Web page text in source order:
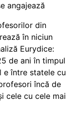
angajează
din
în niciun
Eurydice:
de ani în timpul
e între statele cu
încă de
cele cu cele mai